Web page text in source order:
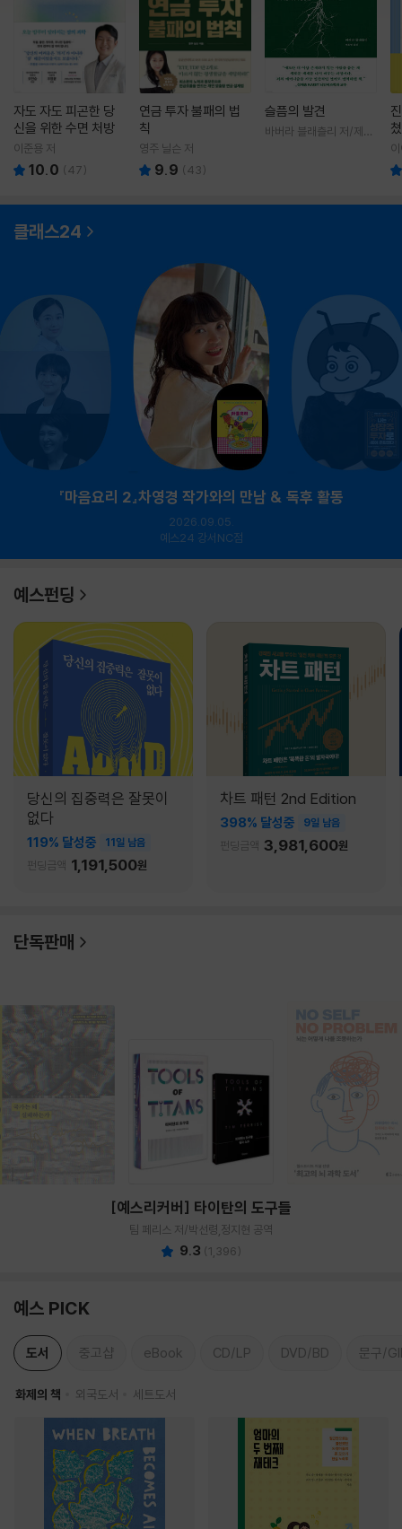
자도 자도 피곤한 당
신을 위한 수면 처방
이준용 저
10.0 (47)
연금 투자 불패의 법
칙
영주 닐슨 저
9.9 (43)
슬픔의 발견
바버라 블래츨리 저/제효
클래스24
『마음요리 2』차영경 작가와의 만남 & 독후 활동
2026.09.05.
예스24 강서NC점
예스펀딩
당신의 집중력은 잘못이
없다
119% 달성중 11일 남음
펀딩금액 1,191,500원
차트 패턴 2nd Edition
398% 달성중 9일 남음
펀딩금액 3,981,600원
단독판매
[예스리커버] 타이탄의 도구들
팀 페리스 저/박선령,정지현 공역
9.3 (1,396)
예스 PICK
도서 중고샵 eBook CD/LP DVD/BD 문구/
화제의 책 외국도서 세트도서